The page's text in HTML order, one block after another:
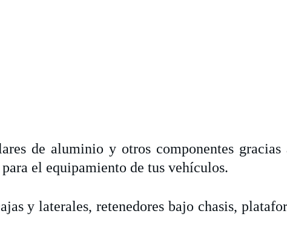
de aluminio y otros componentes
el equipamiento de tus vehículos.
y laterales, retenedores bajo chasis,